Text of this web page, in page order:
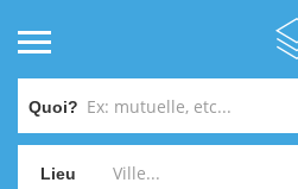
Quoi?
Lieu